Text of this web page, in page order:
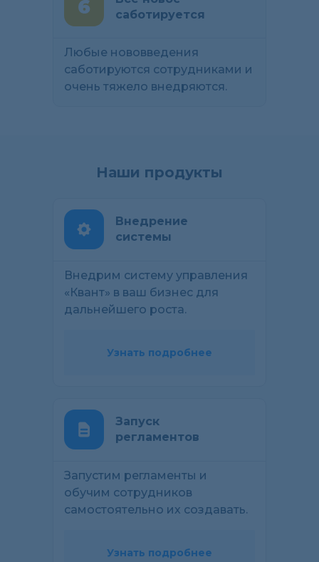
саботируется
Любые нововведения
саботируются сотрудниками и
очень тяжело внедряются.
Наши продукты
Внедрение
системы
Внедрим систему управления
«Квант» в ваш бизнес для
дальнейшего роста.
Узнать подробнее
Запуск
регламентов
Запустим регламенты и
обучим сотрудников
самостоятельно их создавать.
Узнать подробнее